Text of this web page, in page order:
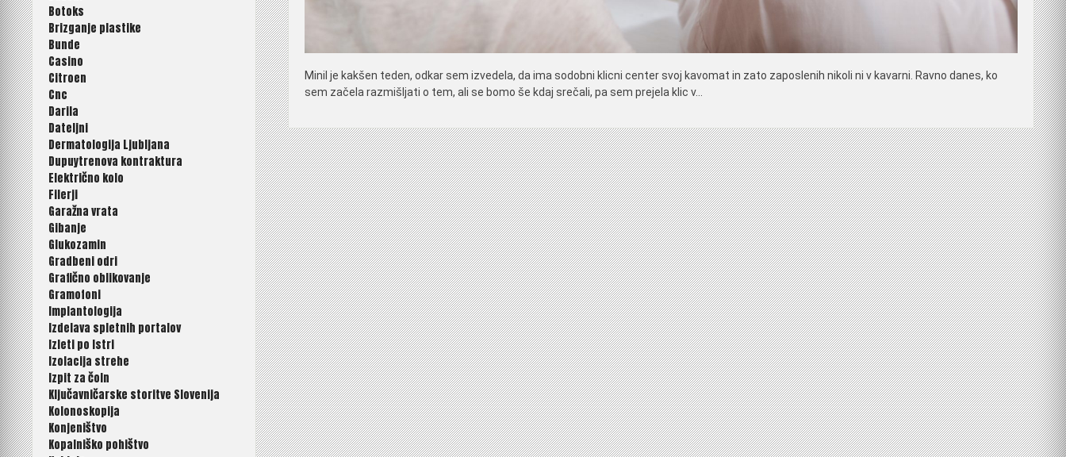
Minil je kakšen teden, odkar sem izvedela, da ima sodobni klicni center svoj kavomat in zato zaposlenih nikoli ni v kavarni. Ravno danes, ko
sem začela razmišljati o tem, ali se bomo še kdaj srečali, pa sem prejela klic v…
Botoks
Brizganje plastike
Bunde
Casino
Citroen
Cnc
Darila
Dateljni
Dermatologija Ljubljana
Dupuytrenova kontraktura
Električno kolo
Filerji
Garažna vrata
Gibanje
Glukozamin
Gradbeni odri
Grafično oblikovanje
Gramofoni
Implantologija
Izdelava spletnih portalov
Izleti po Istri
Izolacija strehe
Izpit za čoln
Ključavničarske storitve Slovenija
Kolonoskopija
Konjeništvo
Kopalniško pohištvo